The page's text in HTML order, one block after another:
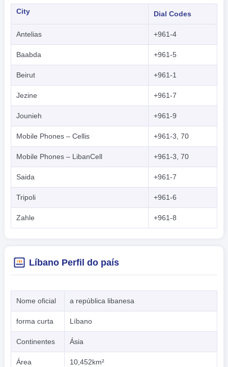
City Dial Codes
Antelias +961-4
Baabda +961-5
Beirut +961-1
Jezine +961-7
Jounieh +961-9
Mobile Phones – Cellis +961-3, 70
Mobile Phones – LibanCell +961-3, 70
Saida +961-7
Tripoli +961-6
Zahle +961-8
Líbano Perfil do país
Nome oficial a república libanesa
forma curta Líbano
Continentes Ásia
Área 10,452km²